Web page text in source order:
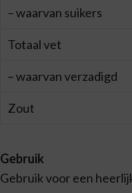
– waarvan suikers
Totaal vet
– waarvan verzadigd
Zout
Gebruik
Gebruik voor een